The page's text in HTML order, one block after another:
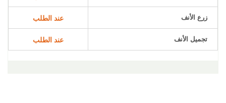
زرع الأنف عند الطلب
تجميل الأنف عند الطلب